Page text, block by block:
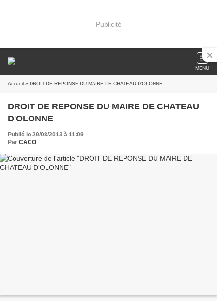
Publicité
MENU
Accueil » DROIT DE REPONSE DU MAIRE DE CHATEAU D'OLONNE
DROIT DE REPONSE DU MAIRE DE CHATEAU
D'OLONNE
Publié le 29/08/2013 à 11:09
Par CACO